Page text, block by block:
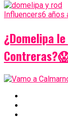
Influencers6 años
¿Domelipa